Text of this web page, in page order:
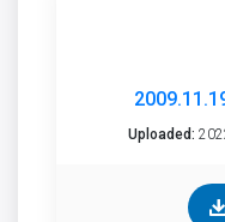
Uploaded: